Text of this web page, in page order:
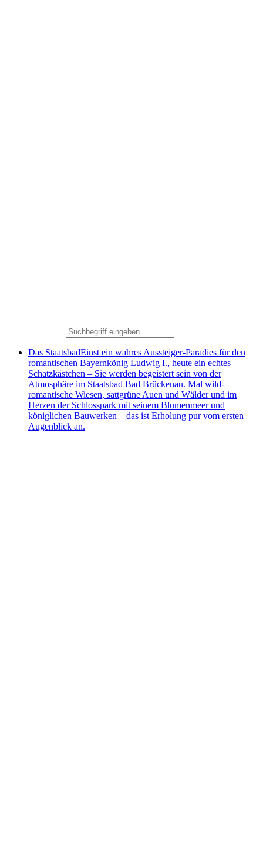
Das StaatsbadEinst ein wahres Aussteiger-Paradies für den
romantischen Bayernkönig Ludwig I., heute ein echtes
Schatzkästchen – Sie werden begeistert sein von der
Atmosphäre im Staatsbad Bad Brückenau. Mal wild-
romantische Wiesen, sattgrüne Auen und Wälder und im
Herzen der Schlosspark mit seinem Blumenmeer und
königlichen Bauwerken – das ist Erholung pur vom ersten
Augenblick an.